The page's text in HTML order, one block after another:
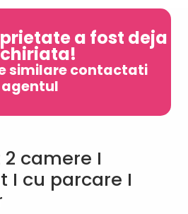
a fost deja
similare contactati
agentul
camere I
I cu parcare I